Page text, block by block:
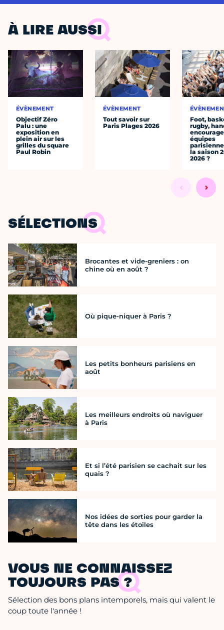
À LIRE AUSSI
ÉVÈNEMENT
Objectif Zéro
Palu : une
exposition en
plein air sur les
grilles du square
Paul Robin
ÉVÈNEMENT
Tout savoir sur
Paris Plages 2026
Foot,
rugby,
équipes
la saison
2026 ?
SÉLECTIONS
Brocantes et vide-greniers : on
chine où en août ?
Où pique-niquer à Paris ?
Les petits bonheurs parisiens en
août
Les meilleurs endroits où naviguer
à Paris
Et si l’été parisien se cachait sur les
quais ?
Nos idées de sorties pour garder la
tête dans les étoiles
VOUS NE CONNAISSEZ
TOUJOURS PAS ?
Sélection des bons plans intemporels, mais qui valent le
coup toute l'année !